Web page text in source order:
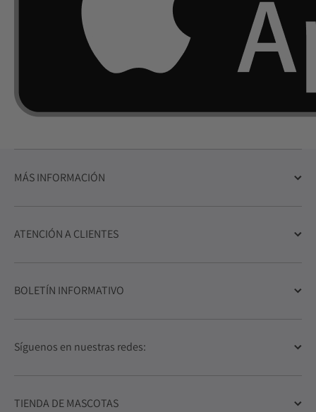
MÁS INFORMACIÓN
ATENCIÓN A CLIENTES
BOLETÍN INFORMATIVO
Síguenos en nuestras redes:
TIENDA DE MASCOTAS